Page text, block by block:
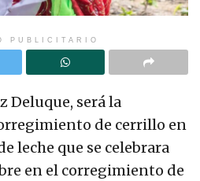
PUBLICITARIO
Deluque, será la
de cerrillo en
leche que se celebrara
en el corregimiento de